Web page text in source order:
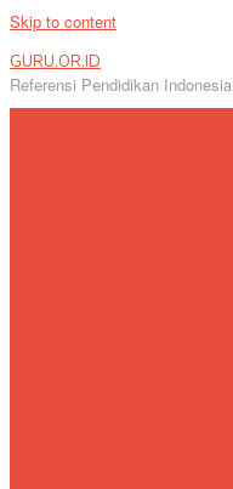
Skip to content
GURU.OR.ID
Referensi Pendidikan Indonesia